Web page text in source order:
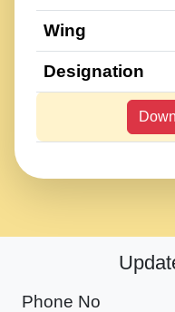
Wing
Designation
Phone No